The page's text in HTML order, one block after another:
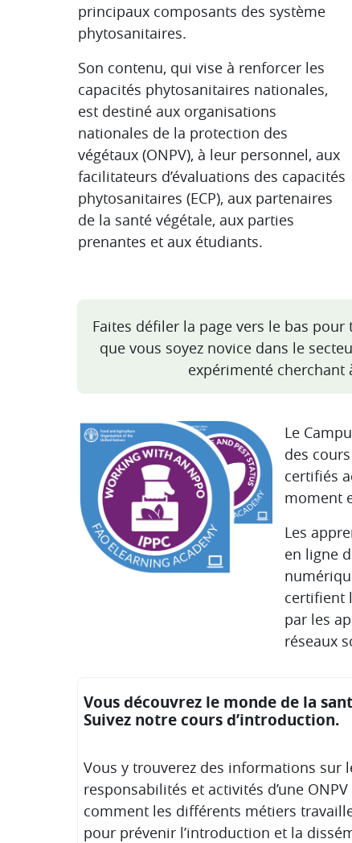
principaux composants des système
phytosanitaires.
Son contenu, qui vise à renforcer les
capacités phytosanitaires nationales,
est destiné aux organisations
nationales de la protection des
végétaux (ONPV), à leur personnel, aux
facilitateurs d’évaluations des capacités
phytosanitaires (ECP), aux partenaires
de la santé végétale, aux parties
prenantes et aux étudiants.
Faites défiler la page vers le bas
que vous soyez novice dans le
expérimenté cherchant
Le
des
certifiés
moment
Les
en ligne
certifient
par les
réseaux
Vous découvrez le monde de la
Suivez notre cours d’introduction.
Vous y trouverez des informations sur
responsabilités et activités d’une
comment les différents métiers
pour prévenir l’introduction et la